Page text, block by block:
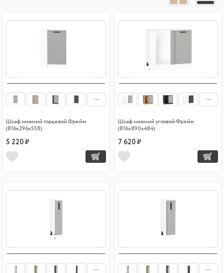
Шкаф нижний торцевой Фрейм
(816х296х558)
5 220 ₽
Шкаф нижний угловой Фрейм
(816х890х484)
7 620 ₽